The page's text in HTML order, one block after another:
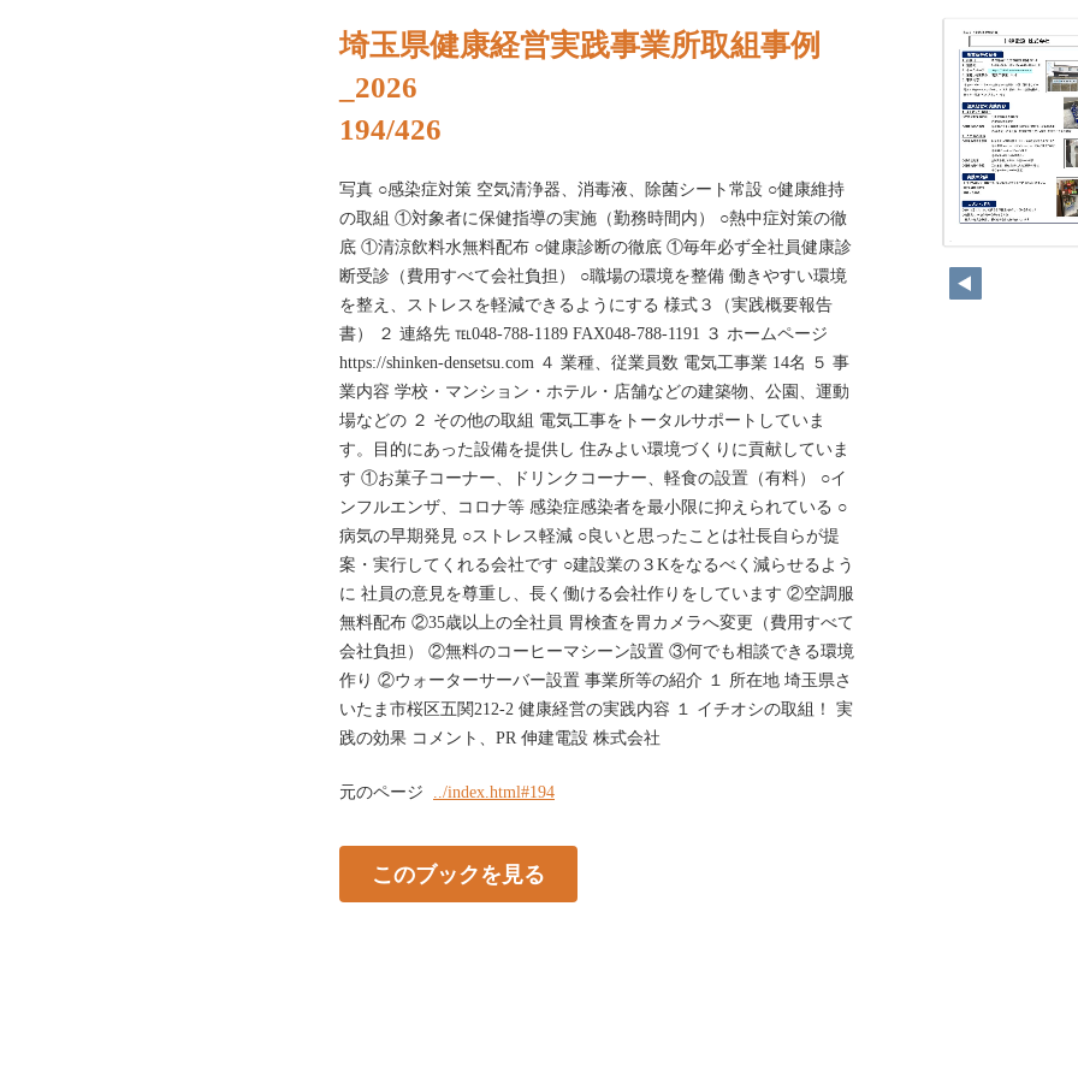
178
埼玉県健康経営実践事業所取組事例
_2026
194/426
写真 ○感染症対策 空気清浄器、消毒液、除菌シート常設 ○健康維持
の取組 ①対象者に保健指導の実施（勤務時間内） ○熱中症対策の徹
底 ①清涼飲料水無料配布 ○健康診断の徹底 ①毎年必ず全社員健康診
断受診（費用すべて会社負担） ○職場の環境を整備 働きやすい環境
を整え、ストレスを軽減できるようにする 様式３（実践概要報告
書） ２ 連絡先 ℡048-788-1189 FAX048-788-1191 ３ ホームページ
https://shinken-densetsu.com ４ 業種、従業員数 電気工事業 14名 ５ 事
業内容 学校・マンション・ホテル・店舗などの建築物、公園、運動
場などの ２ その他の取組 電気工事をトータルサポートしていま
す。目的にあった設備を提供し 住みよい環境づくりに貢献していま
す ①お菓子コーナー、ドリンクコーナー、軽食の設置（有料） ○イ
ンフルエンザ、コロナ等 感染症感染者を最小限に抑えられている ○
病気の早期発見 ○ストレス軽減 ○良いと思ったことは社長自らが提
案・実行してくれる会社です ○建設業の３Kをなるべく減らせるよう
に 社員の意見を尊重し、長く働ける会社作りをしています ②空調服
無料配布 ②35歳以上の全社員 胃検査を胃カメラへ変更（費用すべて
会社負担） ②無料のコーヒーマシーン設置 ③何でも相談できる環境
作り ②ウォーターサーバー設置 事業所等の紹介 １ 所在地 埼玉県さ
いたま市桜区五関212-2 健康経営の実践内容 １ イチオシの取組！ 実
践の効果 コメント、PR 伸建電設 株式会社
元のページ ../index.html#194
このブックを見る